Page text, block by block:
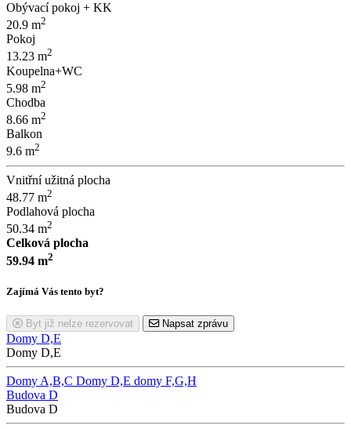
Obývací pokoj + KK
20.9 m2
Pokoj
13.23 m2
Koupelna+WC
5.98 m2
Chodba
8.66 m2
Balkon
9.6 m2
Vnitřní užitná plocha
48.77 m2
Podlahová plocha
50.34 m2
Celková plocha
59.94 m2
Zajímá Vás tento byt?
Byt již nelze rezervovat Napsat zprávu
Domy D,E
Domy D,E
Domy A,B,C Domy D,E domy F,G,H
Budova D
Budova D